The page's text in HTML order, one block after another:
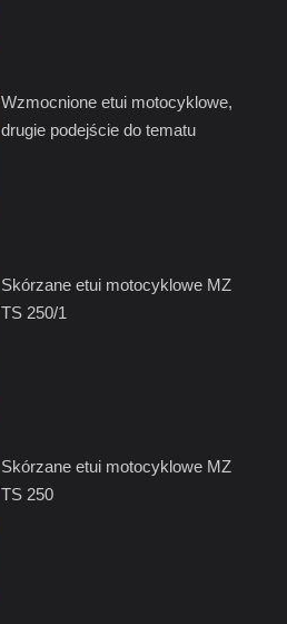
Wzmocnione etui motocyklowe,
drugie podejście do tematu
Skórzane etui motocyklowe MZ
TS 250/1
Skórzane etui motocyklowe MZ
TS 250